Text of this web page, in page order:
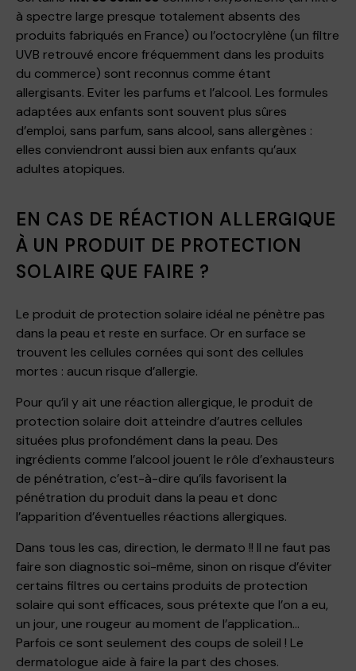
à spectre large presque totalement absents des
produits fabriqués en France) ou l’octocrylène (un filtre
UVB retrouvé encore fréquemment dans les produits
du commerce) sont reconnus comme étant
allergisants. Eviter les parfums et l’alcool. Les formules
adaptées aux enfants sont souvent plus sûres
d’emploi, sans parfum, sans alcool, sans allergènes :
elles conviendront aussi bien aux enfants qu’aux
adultes atopiques.
EN CAS DE RÉACTION ALLERGIQUE
À UN PRODUIT DE PROTECTION
SOLAIRE QUE FAIRE ?
Le produit de protection solaire idéal ne pénètre pas
dans la peau et reste en surface. Or en surface se
trouvent les cellules cornées qui sont des cellules
mortes : aucun risque d’allergie.
Pour qu’il y ait une réaction allergique, le produit de
protection solaire doit atteindre d’autres cellules
situées plus profondément dans la peau. Des
ingrédients comme l’alcool jouent le rôle d’exhausteurs
de pénétration, c’est-à-dire qu’ils favorisent la
pénétration du produit dans la peau et donc
l’apparition d’éventuelles réactions allergiques.
Dans tous les cas, direction, le dermato !! Il ne faut pas
faire son diagnostic soi-même, sinon on risque d’éviter
certains filtres ou certains produits de protection
solaire qui sont efficaces, sous prétexte que l’on a eu,
un jour, une rougeur au moment de l’application…
Parfois ce sont seulement des coups de soleil ! Le
dermatologue aide à faire la part des choses.